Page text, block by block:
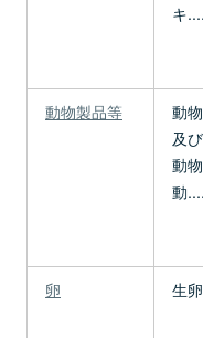
キ....
動物製品等
動
及
動
動....
卵
生卵